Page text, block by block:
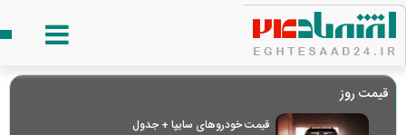
قیمت روز
قیمت خودرو‌های سایپا + جدول